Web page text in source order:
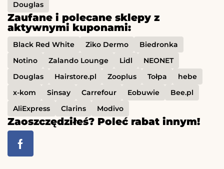
Douglas
Zaufane i polecane sklepy z
aktywnymi kuponami:
Black Red White Ziko Dermo
Biedronka
Notino
Zalando Lounge Lidl
NEONET
Douglas
Hairstore.pl Zooplus Tołpa
hebe
x-kom
Sinsay Carrefour Eobuwie
Bee.pl
AliExpress
Clarins Modivo
Zaoszczędziłeś? Poleć rabat innym!